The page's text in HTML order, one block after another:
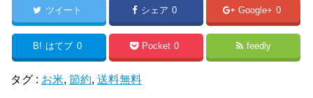
ツイート シェア 0 Google+ 0
B! はてブ 0 Pocket 0 feedly
タグ : お米, 節約, 送料無料